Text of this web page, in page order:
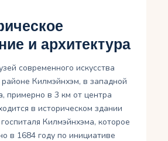
и архитектура
современного искусства
Килмэйнхэм, в западной
примерно в 3 км от центра
в историческом здании
Килмэйнхэма, которое
в 1684 году по инициативе